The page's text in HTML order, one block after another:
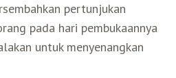
pertunjukan
pada hari pembukaannya
untuk menyenangkan